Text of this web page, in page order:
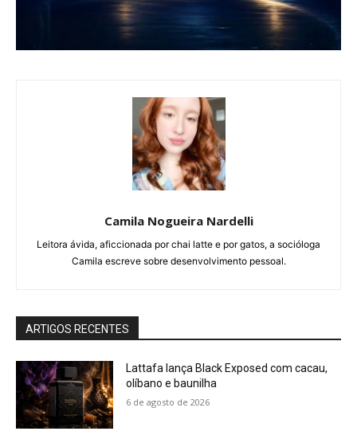
Camila Nogueira Nardelli
Leitora ávida, aficcionada por chai latte e por gatos, a socióloga
Camila escreve sobre desenvolvimento pessoal.
ARTIGOS RECENTES
Lattafa lança Black Exposed com cacau,
olíbano e baunilha
6 de agosto de 2026